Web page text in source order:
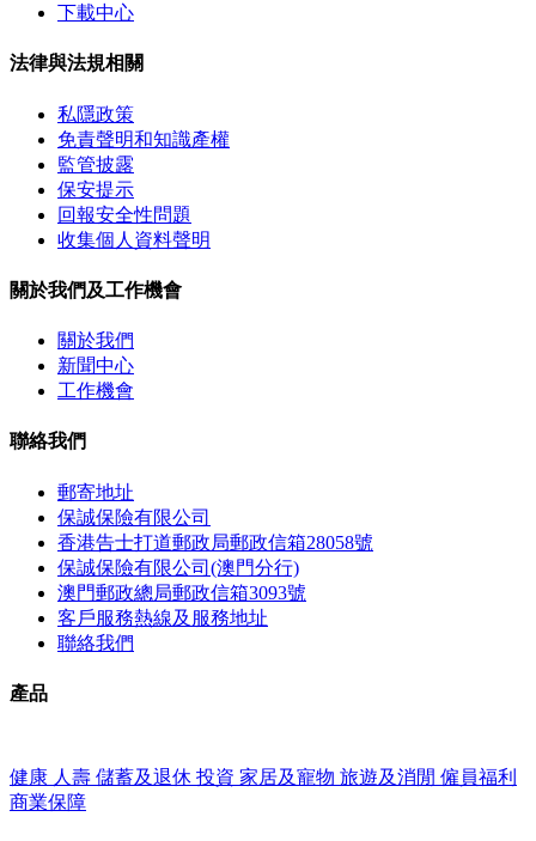
下載中心
法律與法規相關
私隱政策
免責聲明和知識產權
監管披露
保安提示
回報安全性問題
收集個人資料聲明
關於我們及工作機會
關於我們
新聞中心
工作機會
聯絡我們
郵寄地址
保誠保險有限公司
香港告士打道郵政局郵政信箱28058號
保誠保險有限公司(澳門分行)
澳門郵政總局郵政信箱3093號
客戶服務熱線及服務地址
聯絡我們
產品
健康 人壽 儲蓄及退休 投資 家居及寵物 旅遊及消閒 僱員福利
商業保障